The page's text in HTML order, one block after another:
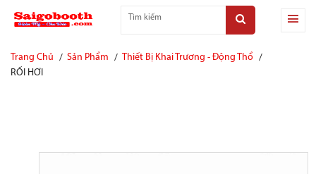
Trang Chủ Sản Phẩm
Thiết Bị Khai Trương - Động Thổ
RỐI HƠI